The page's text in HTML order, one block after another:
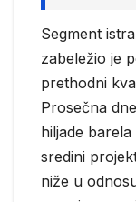
Segment
zabeležio je
prethodni
Prosečna
hiljade
sredini
niže u